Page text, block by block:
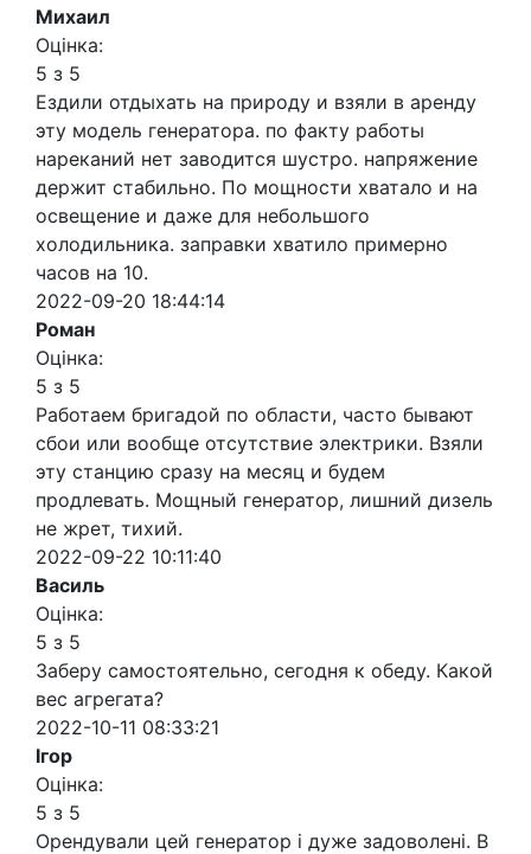
Михаил
Оцінка:
5 з 5
Ездили отдыхать на природу и взяли в аренду
эту модель генератора. по факту работы
нареканий нет заводится шустро. напряжение
держит стабильно. По мощности хватало и на
освещение и даже для небольшого
холодильника. заправки хватило примерно
часов на 10.
2022-09-20 18:44:14
Роман
Оцінка:
5 з 5
Работаем бригадой по области, часто бывают
сбои или вообще отсутствие электрики. Взяли
эту станцию сразу на месяц и будем
продлевать. Мощный генератор, лишний дизель
не жрет, тихий.
2022-09-22 10:11:40
Василь
Оцінка:
5 з 5
Заберу самостоятельно, сегодня к обеду. Какой
вес агрегата?
2022-10-11 08:33:21
Ігор
Оцінка:
5 з 5
Орендували цей генератор і дуже задоволені. В